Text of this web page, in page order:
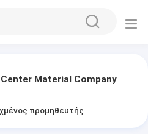
Material Company
προμηθευτής